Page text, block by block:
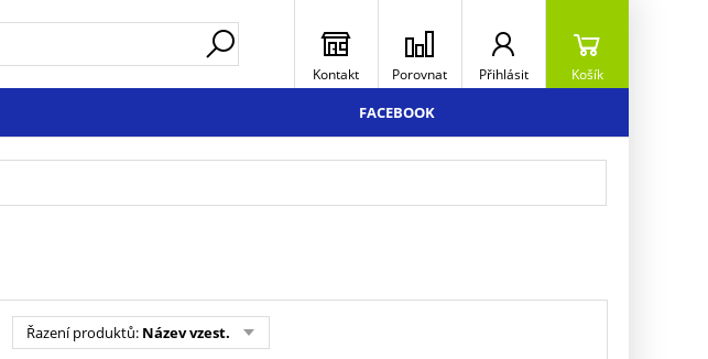
Kontakt Porovnat Přihlásit Košík
FACEBOOK
Řazení produktů: Název vzest.